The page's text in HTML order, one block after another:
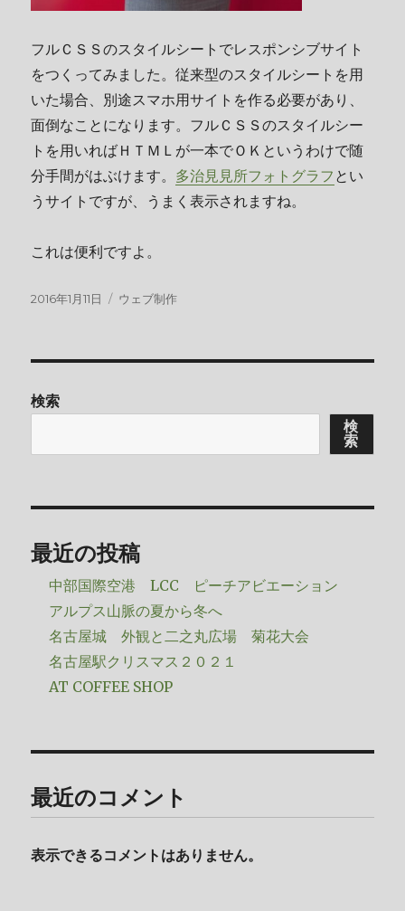
フルＣＳＳのスタイルシートでレスポンシブサイト
をつくってみました。従来型のスタイルシートを用
いた場合、別途スマホ用サイトを作る必要があり、
面倒なことになります。フルＣＳＳのスタイルシー
トを用いればＨＴＭＬが一本でＯＫというわけで随
分手間がはぶけます。 多治見見所フォトグラフ とい
うサイトですが、うまく表示されますね。
これは便利ですよ。
投
2016年1月11日
カ
ウェブ制作
検索
検
索
最近の投稿
中部国際空港 LCC ピーチアビエーション
アルプス山脈の夏から冬へ
名古屋城 外観と二之丸広場 菊花大会
名古屋駅クリスマス２０２１
AT COFFEE SHOP
最近のコメント
表示できるコメントはありません。